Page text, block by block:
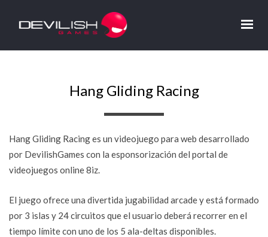
Hang Gliding Racing
Hang Gliding Racing es un videojuego para web desarrollado
por DevilishGames con la esponsorización del portal de
videojuegos online 8iz.
El juego ofrece una divertida jugabilidad arcade y está formado
por 3 islas y 24 circuitos que el usuario deberá recorrer en el
tiempo límite con uno de los 5 ala-deltas disponibles.